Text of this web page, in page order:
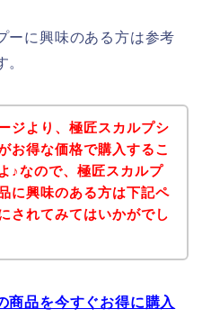
ーに興味のある方は参考
ジより、極匠スカルプシ
お得な価格で購入するこ
♪なので、極匠スカルプ
に興味のある方は下記ペ
されてみてはいかがでし
商品を今すぐお得に購入